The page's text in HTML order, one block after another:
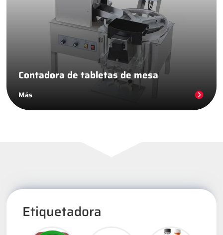
Contadora de tabletas de mesa
Más
Etiquetadora